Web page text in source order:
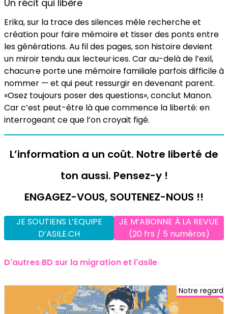
Un récit qui libère
Erika, sur la trace des silences mêle recherche et
création pour faire mémoire et tisser des ponts entre
les générations. Au fil des pages, son histoire devient
un miroir tendu aux lecteur·ices. Car au-delà de l’exil,
chacun·e porte une mémoire familiale parfois difficile à
nommer — et qui peut ressurgir en devenant parent.
«Osez toujours poser des questions», conclut Manon.
Car c’est peut-être là que commence la liberté: en
interrogeant ce que l’on croyait figé.
L’information a un coût. Notre liberté de
ton aussi. Pensez-y !
ENGAGEZ-VOUS, SOUTENEZ-NOUS !!
JE SOUTIENS L’EQUIPE
D’ASILE.CH
JE M’ABONNE À LA REVUE
(20 frs / 5 numéros)
D'autres BD sur la migration et l'asile
Notre regard